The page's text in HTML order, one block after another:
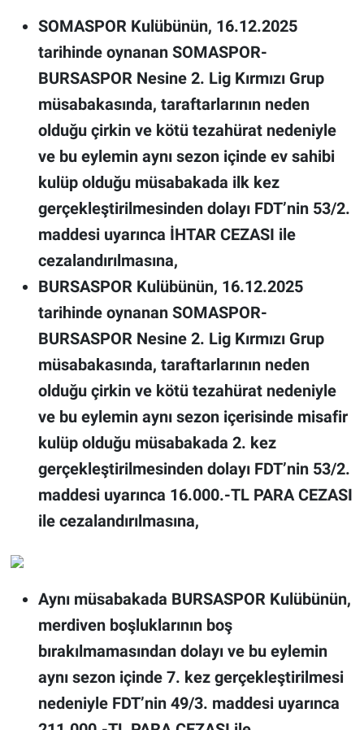
SOMASPOR Kulübünün, 16.12.2025
tarihinde oynanan SOMASPOR-
BURSASPOR Nesine 2. Lig Kırmızı Grup
müsabakasında, taraftarlarının neden
olduğu çirkin ve kötü tezahürat nedeniyle
ve bu eylemin aynı sezon içinde ev sahibi
kulüp olduğu müsabakada ilk kez
gerçekleştirilmesinden dolayı FDT’nin 53/2.
maddesi uyarınca İHTAR CEZASI ile
cezalandırılmasına,
BURSASPOR Kulübünün, 16.12.2025
tarihinde oynanan SOMASPOR-
BURSASPOR Nesine 2. Lig Kırmızı Grup
müsabakasında, taraftarlarının neden
olduğu çirkin ve kötü tezahürat nedeniyle
ve bu eylemin aynı sezon içerisinde misafir
kulüp olduğu müsabakada 2. kez
gerçekleştirilmesinden dolayı FDT’nin 53/2.
maddesi uyarınca 16.000.-TL PARA CEZASI
ile cezalandırılmasına,
Aynı müsabakada BURSASPOR Kulübünün,
merdiven boşluklarının boş
bırakılmamasından dolayı ve bu eylemin
aynı sezon içinde 7. kez gerçekleştirilmesi
nedeniyle FDT’nin 49/3. maddesi uyarınca